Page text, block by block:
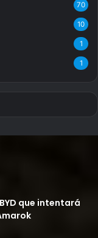
70
10
1
1
que intentará